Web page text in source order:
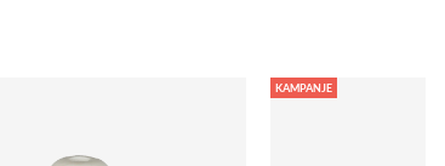
KAMPANJE